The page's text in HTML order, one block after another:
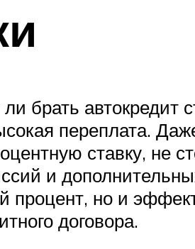
брать автокредит
переплата.
ставку, не
и
процент, но и
договора.